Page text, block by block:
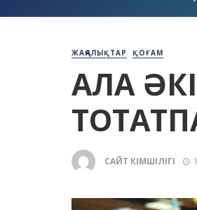
ЖАҢАЛЫҚТАР ҚОҒАМ
ҚАЛА
САЙТ ӘКІМШІЛІГІ